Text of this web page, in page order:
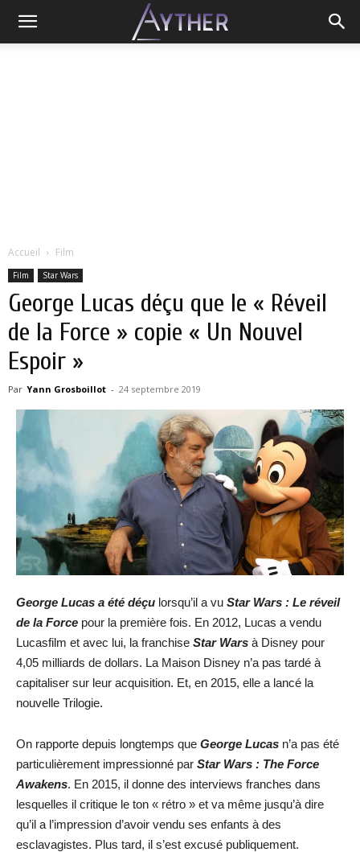
Accueil Film
Film Star Wars
George Lucas déçu que le « Réveil
de la Force » copie « Un Nouvel
Espoir »
Par Yann Grosboillot - 24 septembre 2019
George Lucas a été déçu lorsqu’il a vu Star Wars : Le réveil
de la Force pour la première fois. En 2012, Lucas a vendu
Lucasfilm et avec lui, la franchise Star Wars à Disney pour
4,05 milliards de dollars. La Maison Disney n’a pas tardé à
capitaliser sur leur acquisition. Et, en 2015, elle a lancé la
nouvelle Trilogie.
On rapporte depuis longtemps que George Lucas n’a pas été
particulièrement impressionné par Star Wars : The Force
Awakens. En 2015, il donne des interviews franches dans
lesquelles il critique le ton « rétro » et va même jusqu’à dire
qu’il a l’impression d’avoir vendu ses enfants à des
esclavagistes. Plus tard, il s’est excusé publiquement.